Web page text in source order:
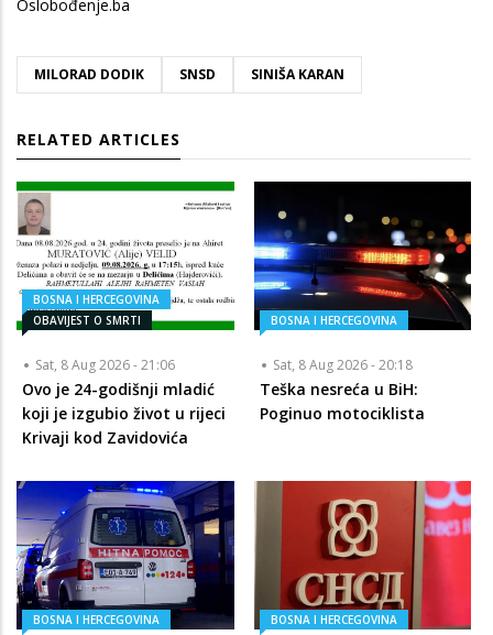
Oslobođenje.ba
MILORAD DODIK SNSD SINIŠA KARAN
RELATED ARTICLES
BOSNA I HERCEGOVINA
OBAVIJEST O SMRTI
Sat, 8 Aug 2026 - 21:06
Ovo je 24-godišnji mladić
koji je izgubio život u rijeci
Krivaji kod Zavidovića
BOSNA I HERCEGOVINA
Sat, 8 Aug 2026 - 20:18
Teška nesreća u BiH:
Poginuo motociklista
BOSNA I HERCEGOVINA BOSNA I HERCEGOVINA